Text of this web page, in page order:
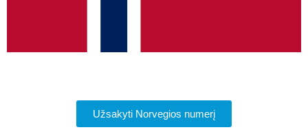
Užsakyti Norvegios numerį